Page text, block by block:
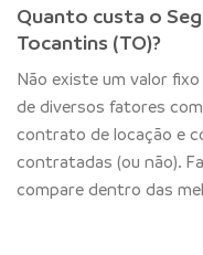
Quanto custa o
Tocantins (TO)?
Não existe um valor
de diversos fatores
contrato de locação e
contratadas (ou não).
compare dentro das